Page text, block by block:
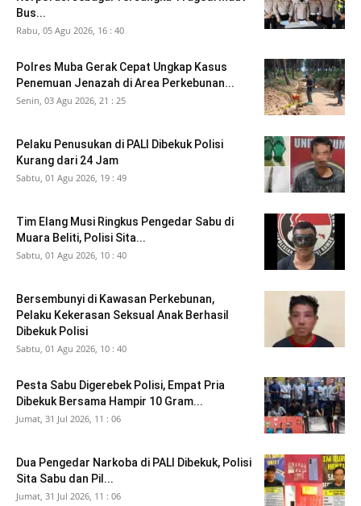
Bus...
Rabu, 05 Agu 2026, 16 : 40
Polres Muba Gerak Cepat Ungkap Kasus
Penemuan Jenazah di Area Perkebunan...
Senin, 03 Agu 2026, 21 : 25
Pelaku Penusukan di PALI Dibekuk Polisi
Kurang dari 24 Jam
Sabtu, 01 Agu 2026, 19 : 49
Tim Elang Musi Ringkus Pengedar Sabu di
Muara Beliti, Polisi Sita...
Sabtu, 01 Agu 2026, 10 : 40
Bersembunyi di Kawasan Perkebunan,
Pelaku Kekerasan Seksual Anak Berhasil
Dibekuk Polisi
Sabtu, 01 Agu 2026, 10 : 40
Pesta Sabu Digerebek Polisi, Empat Pria
Dibekuk Bersama Hampir 10 Gram...
Jumat, 31 Jul 2026, 11 : 06
Dua Pengedar Narkoba di PALI Dibekuk, Polisi
Sita Sabu dan Pil...
Jumat, 31 Jul 2026, 11 : 06